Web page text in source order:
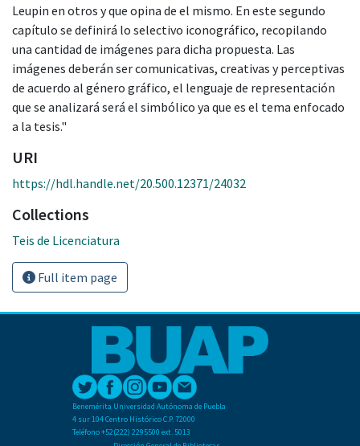
Leupin en otros y que opina de el mismo. En este segundo
capítulo se definirá lo selectivo iconográfico, recopilando
una cantidad de imágenes para dicha propuesta. Las
imágenes deberán ser comunicativas, creativas y perceptivas
de acuerdo al género gráfico, el lenguaje de representación
que se analizará será el simbólico ya que es el tema enfocado
a la tesis."
URI
https://hdl.handle.net/20.500.12371/24032
Collections
Teis de Licenciatura
Full item page
Benemérita Universidad Autónoma de Puebla
4 sur 104 Centro Histórico C.P. 72000
Teléfono +52(222) 2295500 ext. 5013